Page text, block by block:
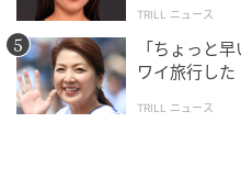
TRILL ニュース
「ちょっと
ワイ旅行し
TRILL ニュース